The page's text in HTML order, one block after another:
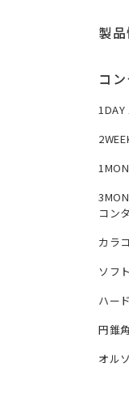
製
コ
コン
カラ
ソフ
ハー
円錐
オル